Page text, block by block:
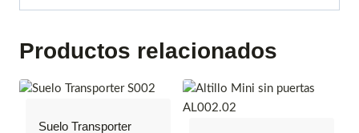
Productos relacionados
Suelo Transporter